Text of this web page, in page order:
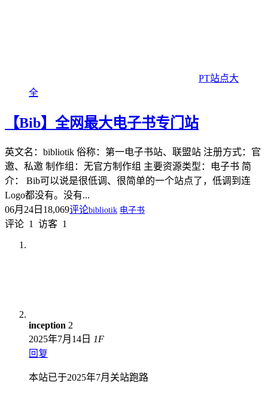
PT站点大
全
【Bib】全网最大电子书专门站
英文名：bibliotik 俗称：第一电子书站、联盟站 注册方式：官
邀、私邀 制作组：无官方制作组 主要资源类型：电子书 简
介： Bib可以说是很低调、很简单的一个站点了，低调到连
Logo都没有。没有...
06月24日 18,069评论bibliotik 电子书
评论 1 访客 1
inception 2
2025年7月14日 1F
回复
本站已于2025年7月关站跑路